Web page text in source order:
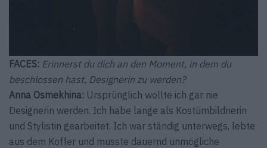
FACES: Erinnerst du dich an den Moment, in dem du
beschlossen hast, Designerin zu werden?
Anna Osmekhina: Ursprünglich wollte ich gar nie
Designerin werden. Ich habe lange als Kostümbildnerin
und Stylistin gearbeitet. Ich war ständig unterwegs, lebte
aus dem Koffer und musste dauernd unmögliche